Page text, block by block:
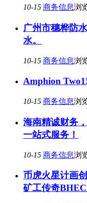
10-15 商务信息浏
广州市穗桦防
水。
10-15 商务信息浏
Amphion
10-15 商务信息浏
海南精诚财务
一站式服务！
10-15 商务信息浏
币虎火星计画
矿工传奇